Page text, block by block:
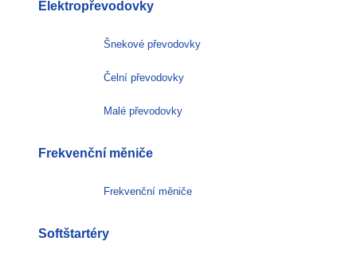
Elektropřevodovky
Šnekové převodovky
Čelní převodovky
Malé převodovky
Frekvenční měniče
Frekvenční měniče
Softštartéry